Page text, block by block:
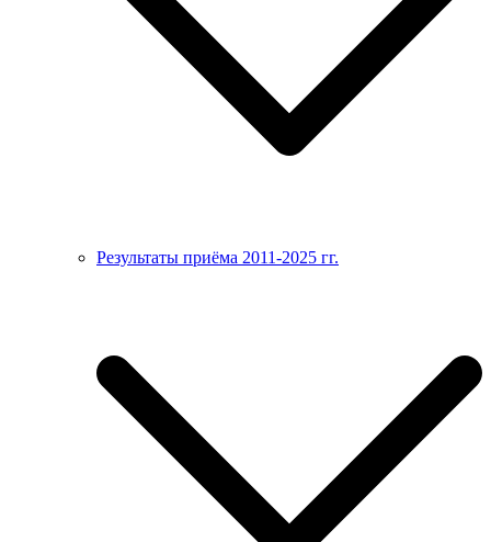
Результаты приёма 2011-2025 гг.